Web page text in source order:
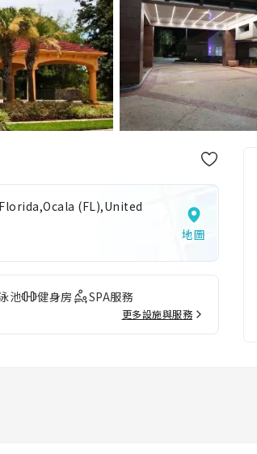
(FL),United
地圖
池 健身房
SPA服務
更多設施與服務